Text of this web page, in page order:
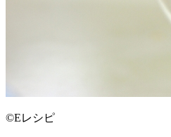
©Eレシピ